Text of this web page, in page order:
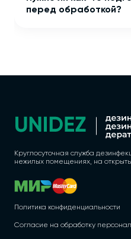
перед обработкой?
Круглосуточная служба
нежилых помещениях, на
Политика конфиденциальности
Согласие на обработку